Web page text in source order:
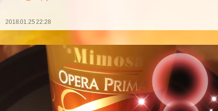
2018.01.25 22:28